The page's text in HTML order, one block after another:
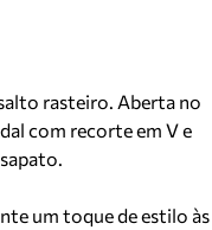
rasteiro. Aberta no
com recorte em V e
um toque de estilo às